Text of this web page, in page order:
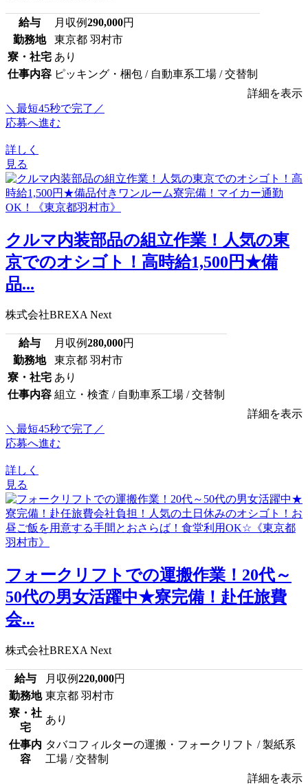
給与 月収例290,000円
勤務地
東京都 羽村市
寮・社宅 あり
仕事内容 ピッキング・梱包 / 自動車系工場 / 交替制
詳細を表示
＼最短45秒で完了／
応募へ進む
詳しく
見る
クルマ内装部品の組立作業！人気の東
京でのオシゴト！高時給1,500円★備
品...
株式会社BREXA Next
給与 月収例280,000円
勤務地
東京都 羽村市
寮・社宅 あり
仕事内容 組立・検査 / 自動車系工場 / 交替制
詳細を表示
＼最短45秒で完了／
応募へ進む
詳しく
見る
フォークリフトでの運搬作業！20代～
50代の男女活躍中★寮完備！赴任旅費
会...
株式会社BREXA Next
給与 月収例220,000円
勤務地 東京都 羽村市
寮・社
宅
あり
仕事内
容
タバコフィルターの運搬・フォークリフト / 製紙系
工場 / 交替制
詳細を表示